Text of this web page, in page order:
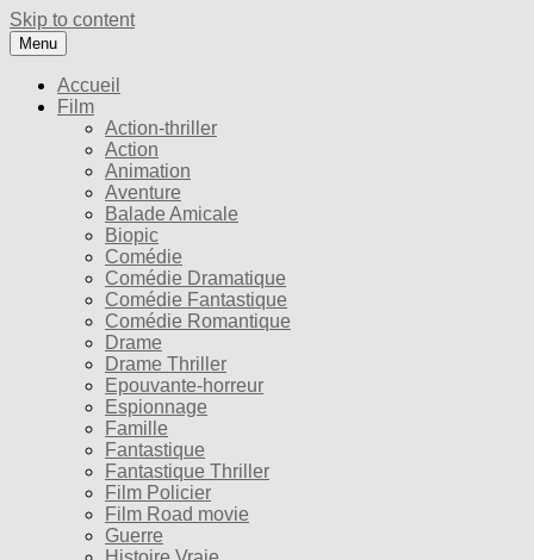
Skip to content
Menu
Accueil
Film
Action-thriller
Action
Animation
Aventure
Balade Amicale
Biopic
Comédie
Comédie Dramatique
Comédie Fantastique
Comédie Romantique
Drame
Drame Thriller
Epouvante-horreur
Espionnage
Famille
Fantastique
Fantastique Thriller
Film Policier
Film Road movie
Guerre